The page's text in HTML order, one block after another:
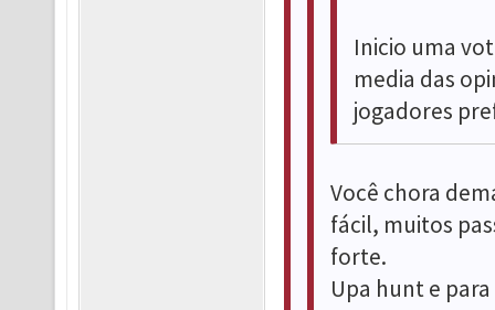
Inicio uma
media das
jogadores
Você chora
fácil, muitos
forte.
Upa hunt e